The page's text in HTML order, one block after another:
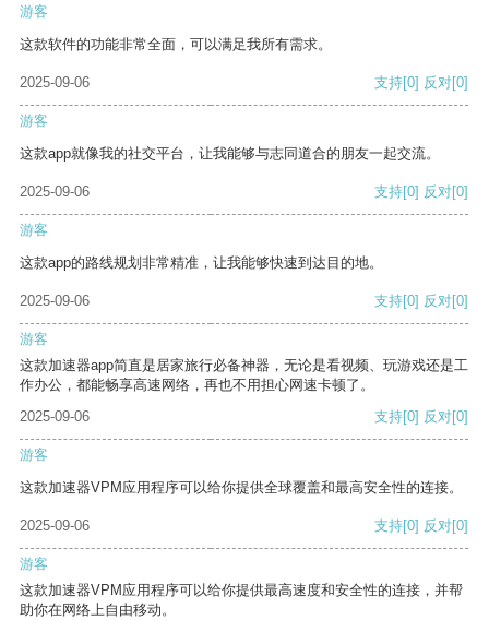
游客
这款软件的功能非常全面，可以满足我所有需求。
2025-09-06 支持[0] 反对[0]
游客
这款app就像我的社交平台，让我能够与志同道合的朋友一起交流。
2025-09-06 支持[0] 反对[0]
游客
这款app的路线规划非常精准，让我能够快速到达目的地。
2025-09-06 支持[0] 反对[0]
游客
这款加速器app简直是居家旅行必备神器，无论是看视频、玩游戏还是工
作办公，都能畅享高速网络，再也不用担心网速卡顿了。
2025-09-06
支持[0] 反对[0]
游客
这款加速器VPM应用程序可以给你提供全球覆盖和最高安全性的连接。
2025-09-06 支持[0] 反对[0]
游客
这款加速器VPM应用程序可以给你提供最高速度和安全性的连接，并帮
助你在网络上自由移动。